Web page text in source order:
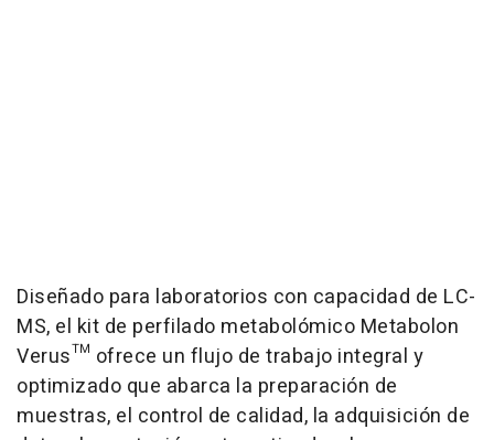
Diseñado para laboratorios con capacidad de LC-
MS, el kit de perfilado metabolómico Metabolon
Verus™ ofrece un flujo de trabajo integral y
optimizado que abarca la preparación de
muestras, el control de calidad, la adquisición de